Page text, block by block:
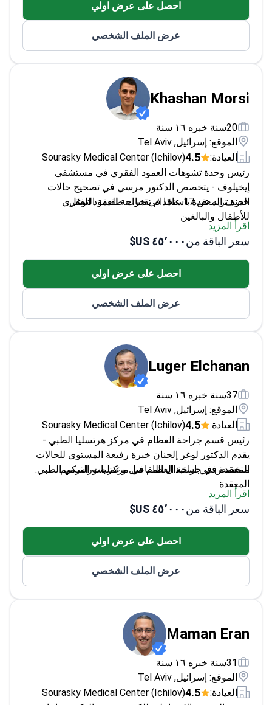
عضو نشط في جمعية أبحاث الجنف والجمعية الأوروبية
لأورام العظام للأطفال
احصل على عرض اولي
عرض الملف الشخصي
Khashan Morsi
20سنة خبره ١٦ سنة
الموقع: إسرائيل, Tel Aviv
العيادة:
4.5
Sourasky Medical Center (Ichilov)
رئيس وحدة تشوهات العمود الفقري في مستشفى
إيخيلوف - يتخصص الدكتور مرسي في تصحيح حالات
الجنف المعقدة باستخدام تقنيات طفيفة التوغل.
خبرة تزيد عن 17 عامًا في جراحة العمود الفقري
للأطفال والبالغين
تدريب زمالة في جامعة جونز هوبكنز وجامعة ماكغيل
يُجري عمليات الجنف المجهرية وطفيفة التوغل
عضو في AO Spine وجمعية أمريكا الشمالية للعمود
اقرأ المزيد
سعر الباقة من٤٥٬٠٠٠ US$
احصل على عرض اولي
عرض الملف الشخصي
Luger Elchanan
37سنة خبره ١٦ سنة
الموقع: إسرائيل, Tel Aviv
العيادة:
4.5
Sourasky Medical Center (Ichilov)
رئيس قسم جراحة العظام في مركز هرتسليا الطبي -
يقدم الدكتور لوغر إلحنان خبرة رفيعة المستوى للحالات
المعقدة في جراحة العظام في مركز سوراسكي الطبي.
متخصص في استبدال المفاصل وعمليات الترميم
المعقدة
يقود جراحة العظام في مركز طبي رئيسي
يتقن اللغتين الإنجليزية والعبرية للمرضى الدوليين
يركز على إجراءات المفاصل وحالات الإصابات
اقرأ المزيد
سعر الباقة من٤٥٬٠٠٠ US$
احصل على عرض اولي
عرض الملف الشخصي
Maman Eran
31سنة خبره ١٦ سنة
الموقع: إسرائيل, Tel Aviv
العيادة:
4.5
Sourasky Medical Center (Ichilov)